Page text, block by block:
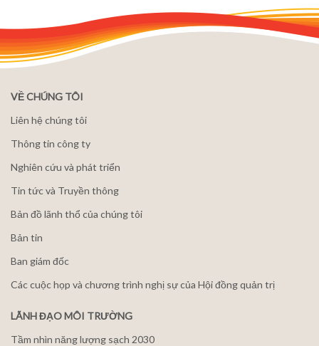
VỀ CHÚNG TÔI
Liên hệ chúng tôi
Thông tin công ty
Nghiên cứu và phát triển
Tin tức và Truyền thông
Bản đồ lãnh thổ của chúng tôi
Bản tin
Ban giám đốc
Các cuộc họp và chương trình nghị sự của Hội đồng quản trị
LÃNH ĐẠO MÔI TRƯỜNG
Tầm nhìn năng lượng sạch 2030